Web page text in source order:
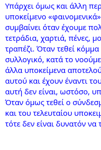
Υπάρχει όμως και άλλη
υποκείμενο
συμβαίνει όταν έχουμε
τετράδια, χαρτιά, πένες,
τραπέζι. Όταν τεθεί
συλλογικό, κατά το
άλλα υποκείμενα
αυτού και έχουν έναντι
αυτή δεν είναι, ωστόσο,
Όταν όμως τεθεί ο
και του τελευταίου
τότε δεν είναι δυνατόν